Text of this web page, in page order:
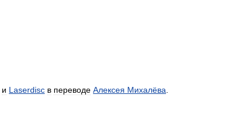
и Laserdisc в переводе Алексея Михалёва